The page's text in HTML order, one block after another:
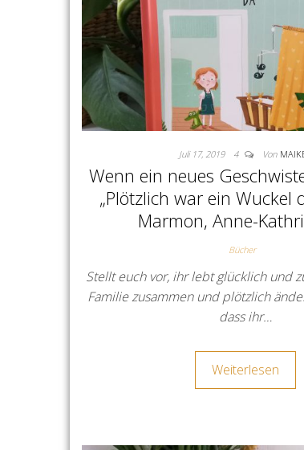
Juli 17, 2019 4 Von
Wenn ein neues
„Plötzlich war ein Wuckel
Marmon, Anne-
Bücher
Stellt euch vor, ihr lebt glücklich und
Familie zusammen und plötzlich
dass ihr…
Weiterlesen